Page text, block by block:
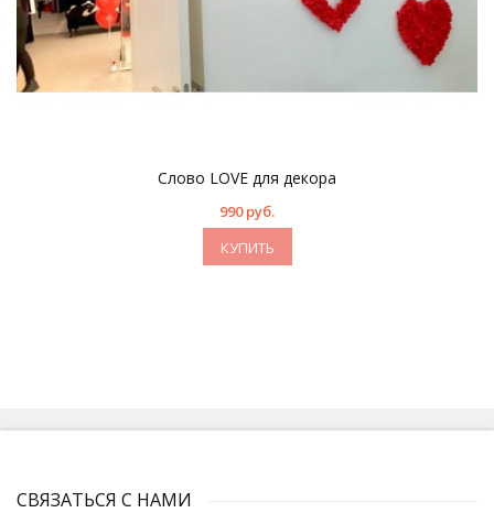
Слово LOVE для декора
990 руб.
КУПИТЬ
СВЯЗАТЬСЯ С НАМИ